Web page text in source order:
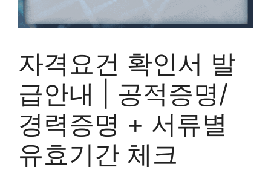
자격요건 확인서 발
급안내 | 공적증명/
경력증명 + 서류별
유효기간 체크